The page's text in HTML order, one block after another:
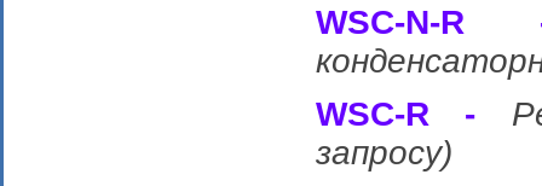
WSС-
WSС-R -
запросу)